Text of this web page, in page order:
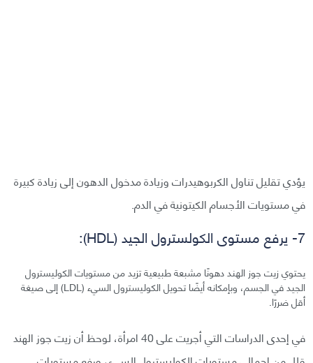
يؤدي تقليل تناول الكربوهيدرات وزيادة مدخول الدهون إلى زيادة كبيرة
في مستويات الأجسام الكيتونية في الدم.
7- يرفع مستوى الكولسترول الجيد (HDL):
يحتوي زيت جوز الهند دهونًا مشبعة طبيعية تزيد من مستويات الكوليسترول
الجيد في الجسم، وبإمكانه أيضًا تحويل الكوليسترول السيء (LDL) إلى صيغة
أقل ضررًا.
في إحدى الدراسات التي أجريت على 40 امرأة، لوحظ أن زيت جوز الهند